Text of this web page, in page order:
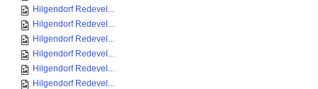
Hilgendorf Redevel...
Hilgendorf Redevel...
Hilgendorf Redevel...
Hilgendorf Redevel...
Hilgendorf Redevel...
Hilgendorf Redevel...